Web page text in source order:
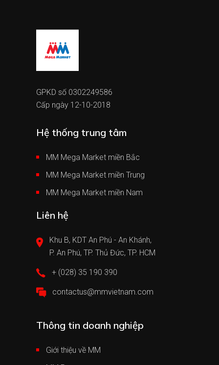
GPKD số 0302249586
Cấp ngày 12-10-2018
Hệ thống trung tâm
MM Mega Market miền Bắc
MM Mega Market miền Trung
MM Mega Market miền Nam
Liên hệ
Khu B, KDT An Phú - An Khánh,
P. An Phú, TP. Thủ Đức, TP. HCM
+ (028) 35 190 390
contactus@mmvietnam.com
Thông tin doanh nghiệp
Giới thiệu về MM